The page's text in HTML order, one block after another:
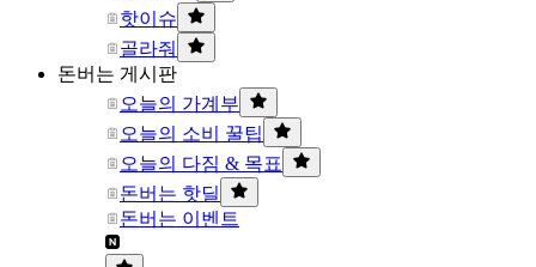
핫이슈
골라줘
돈버는 게시판
오늘의 가계부
오늘의 소비 꿀팁
오늘의 다짐 & 목표
돈버는 핫딜
돈버는 이벤트